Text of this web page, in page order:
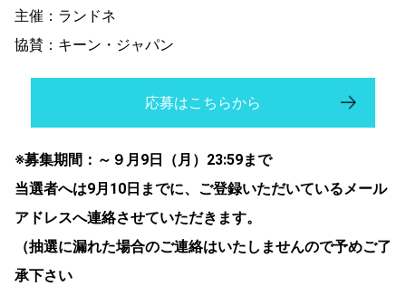
主催：ランドネ
協賛：キーン・ジャパン
応募はこちらから
※募集期間：～９月9日（月）23:59まで
当選者へは9月10日までに、ご登録いただいているメール
アドレスへ連絡させていただきます。
（抽選に漏れた場合のご連絡はいたしませんので予めご了
承下さい